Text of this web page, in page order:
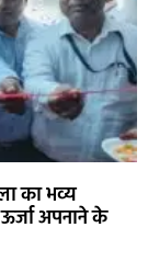
का भव्य
अपनाने के